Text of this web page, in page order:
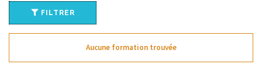
FILTRER
Aucune formation trouvée